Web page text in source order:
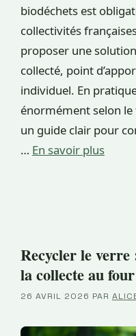
biodéchets est
collectivités
proposer une
collecté, point
individuel. En
énormément selon
un guide clair pour
… En savoir plus
Recycler le
la collecte au four
26 AVRIL 2026 PAR